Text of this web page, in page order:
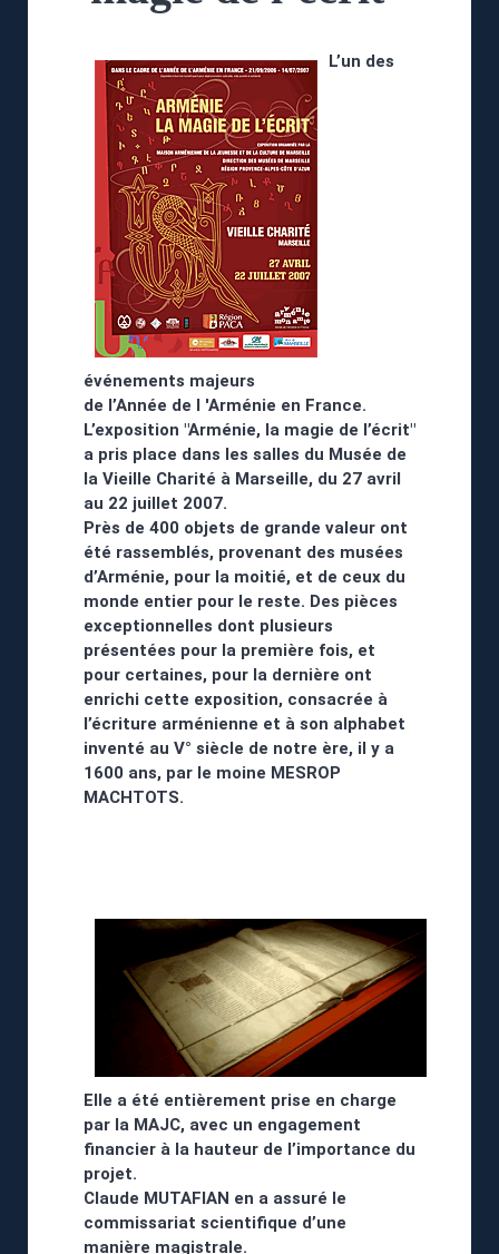
L’un des
événements majeurs
de l’Année de l 'Arménie en France.
L’exposition "Arménie, la magie de l’écrit"
a pris place dans les salles du Musée de
la Vieille Charité à Marseille, du 27 avril
au 22 juillet 2007.
Près de 400 objets de grande valeur ont
été rassemblés, provenant des musées
d’Arménie, pour la moitié, et de ceux du
monde entier pour le reste. Des pièces
exceptionnelles dont plusieurs
présentées pour la première fois, et
pour certaines, pour la dernière ont
enrichi cette exposition, consacrée à
l’écriture arménienne et à son alphabet
inventé au V° siècle de notre ère, il y a
1600 ans, par le moine MESROP
MACHTOTS.
Elle a été entièrement prise en charge
par la MAJC, avec un engagement
financier à la hauteur de l’importance du
projet.
Claude MUTAFIAN en a assuré le
commissariat scientifique d’une
manière magistrale.